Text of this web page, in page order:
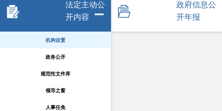
法定主动公
开内容
机构设置
政务公开
规范性文件库
领导之窗
人事任免
政府信息公
开年报